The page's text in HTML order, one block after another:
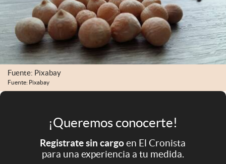
El Cronista Studio
Mediakit
abre en nueva pestaña
Argentina
Fuente: Pixabay
Fuente: Pixabay
¡Queremos conocerte!
Registrate sin cargoen El Cronista
para una experiencia a tu medida.